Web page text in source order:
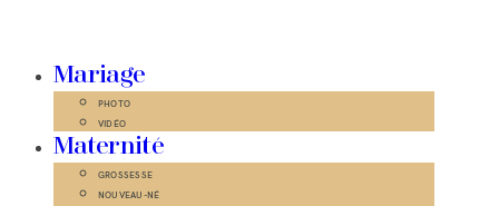
Mariage
PHOTO
VIDÉO
Maternité
GROSSESSE
NOUVEAU-NÉ